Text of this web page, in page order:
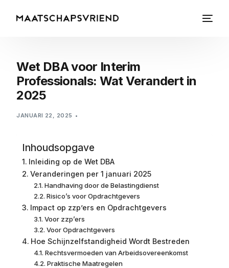
Wet DBA voor Interim
Professionals: Wat Verandert in
2025
JANUARI 22, 2025
Inhoudsopgave
Inleiding op de Wet DBA
Veranderingen per 1 januari 2025
Handhaving door de Belastingdienst
Risico’s voor Opdrachtgevers
Impact op zzp’ers en Opdrachtgevers
Voor zzp’ers
Voor Opdrachtgevers
Hoe Schijnzelfstandigheid Wordt Bestreden
Rechtsvermoeden van Arbeidsovereenkomst
Praktische Maatregelen